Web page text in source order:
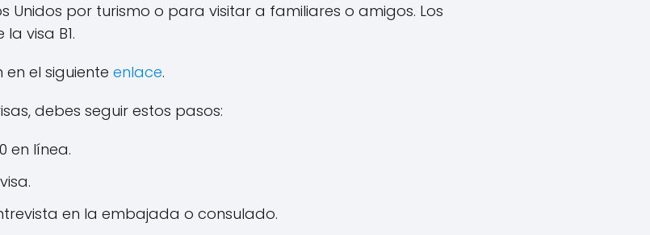
Unidos por turismo o para visitar a familiares o amigos. Los
visa B1.
el siguiente enlace.
debes seguir estos pasos:
en línea.
en la embajada o consulado.